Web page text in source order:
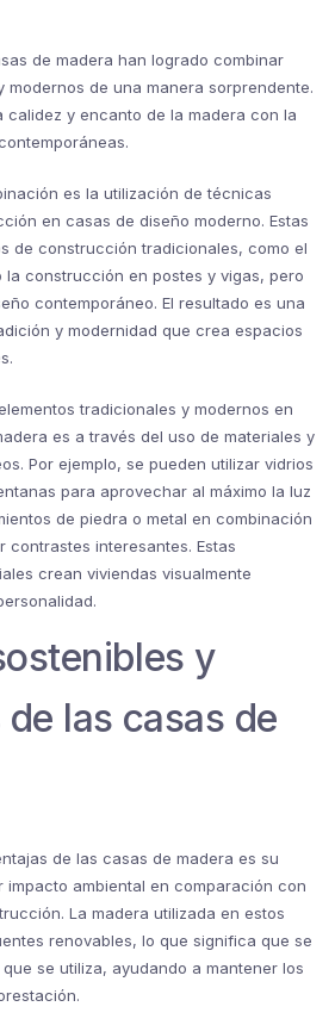
de madera han logrado combinar
modernos de una manera sorprendente.
calidez y encanto de la madera con la
es la utilización de técnicas
en casas de diseño moderno. Estas
de construcción tradicionales, como el
construcción en postes y vigas, pero
contemporáneo. El resultado es una
y modernidad que crea espacios
tradicionales y modernos en
es a través del uso de materiales y
Por ejemplo, se pueden utilizar vidrios
para aprovechar al máximo la luz
de piedra o metal en combinación
interesantes. Estas
crean viviendas visualmente
y
las casas de
de las casas de madera es su
impacto ambiental en comparación con
La madera utilizada en estos
renovables, lo que significa que se
se utiliza, ayudando a mantener los